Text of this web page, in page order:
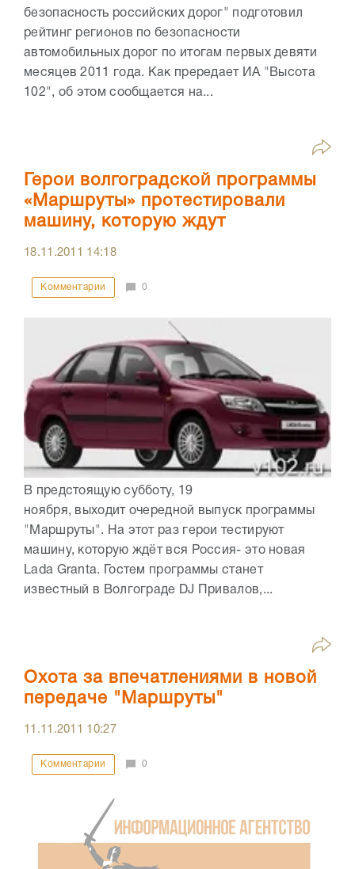
безопасность российских дорог" подготовил
рейтинг регионов по безопасности
автомобильных дорог по итогам первых девяти
месяцев 2011 года. Как прередает ИА "Высота
102", об этом сообщается на...
Герои волгоградской программы
«Маршруты» протестировали
машину, которую ждут
18.11.2011 14:18
Комментарии 0
В предстоящую субботу, 19
ноября, выходит очередной выпуск программы
"Маршруты". На этот раз герои тестируют
машину, которую ждёт вся Россия- это новая
Lada Granta. Гостем программы станет
известный в Волгограде DJ Привалов,...
Охота за впечатлениями в новой
передаче "Маршруты"
11.11.2011 10:27
Комментарии 0